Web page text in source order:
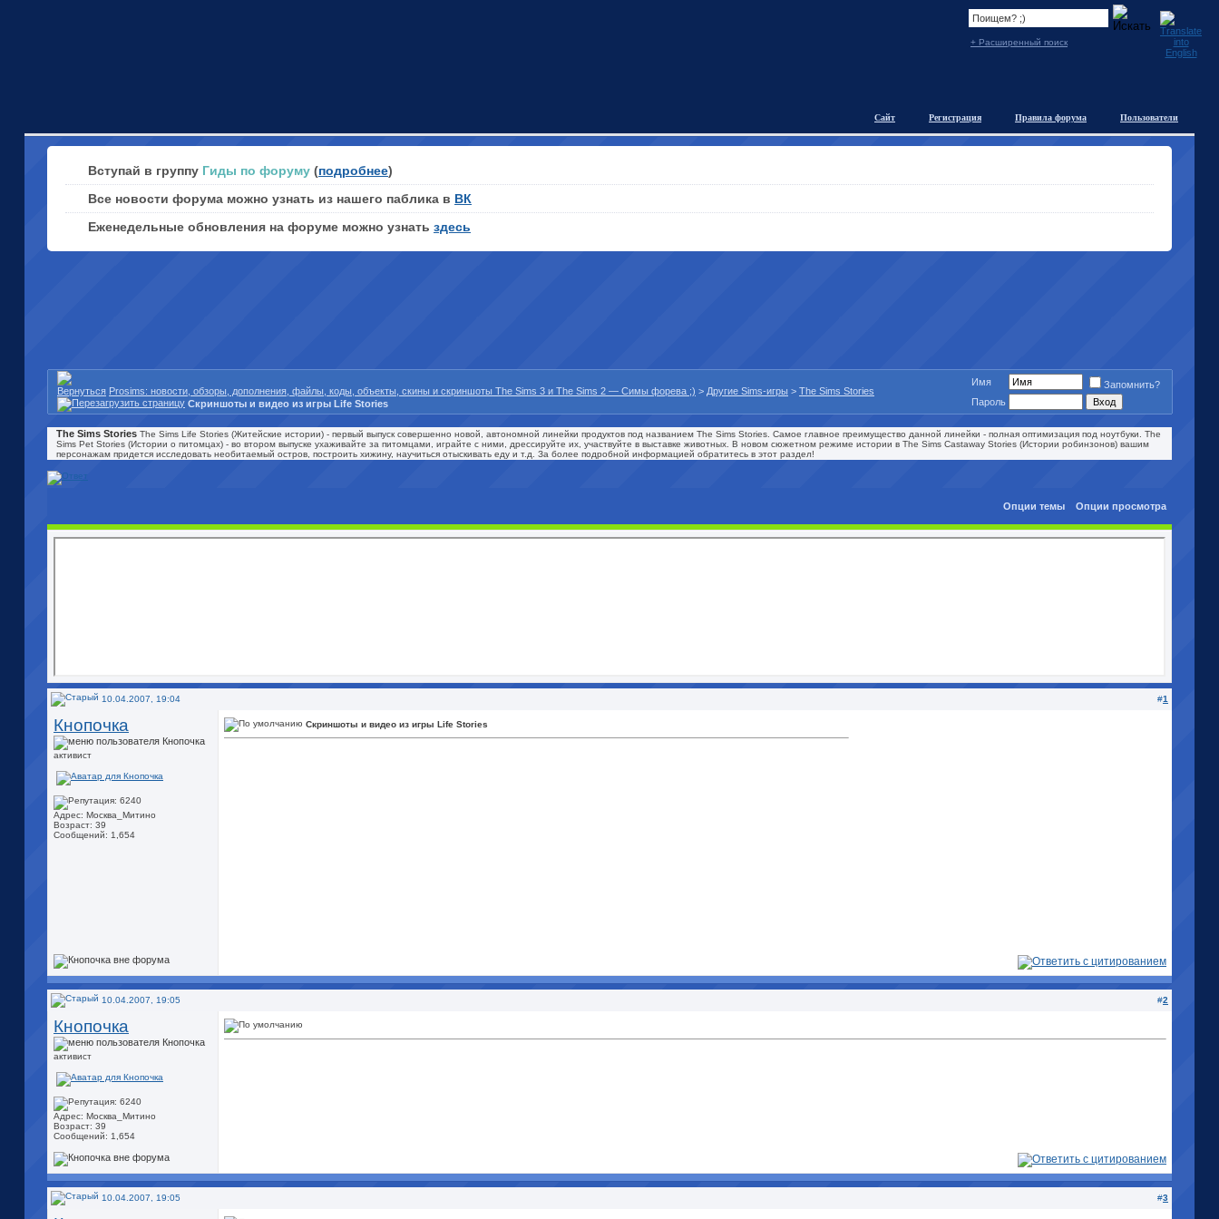
+ Расширенный поиск
Пользователи
Правила форума
Регистрация
Сайт
Вступай в группу Гиды по форуму (подробнее)
Все новости форума можно узнать из нашего паблика в ВК
Еженедельные обновления на форуме можно узнать здесь
Prosims: новости, обзоры, дополнения, файлы, коды, объекты, скины и скриншоты The Sims 3 и The Sims 2 — Симы форева ;) > Другие Sims-игры > The Sims Stories
Скриншоты и видео из игры Life Stories
Имя
Запомнить?
Пароль
The Sims Stories The Sims Life Stories (Житейские истории) - первый выпуск совершенно новой, автономной линейки продуктов под названием The Sims Stories. Самое главное преимущество данной линейки - полная оптимизация под ноутбуки. The
Sims Pet Stories (Истории о питомцах) - во втором выпуске ухаживайте за питомцами, играйте с ними, дрессируйте их, участвуйте в выставке животных. В новом сюжетном режиме истории в The Sims Castaway Stories (Истории робинзонов) вашим
персонажам придется исследовать необитаемый остров, построить хижину, научиться отыскивать еду и т.д. За более подробной информацией обратитесь в этот раздел!
Опции темы Опции просмотра
10.04.2007, 19:04 #1
Кнопочка
активист
Адрес: Москва_Митино
Возраст: 39
Сообщений: 1,654
Скриншоты и видео из игры Life Stories
10.04.2007, 19:05 #2
Кнопочка
активист
Адрес: Москва_Митино
Возраст: 39
Сообщений: 1,654
10.04.2007, 19:05 #3